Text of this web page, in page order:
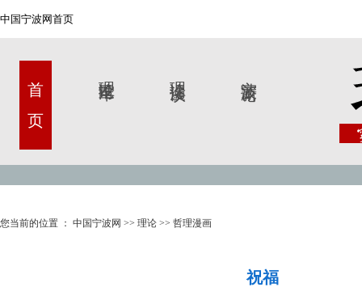
中国宁波网首页
首 页
您当前的位置 ： 中国宁波网 >> 理论 >> 哲理漫画
祝福